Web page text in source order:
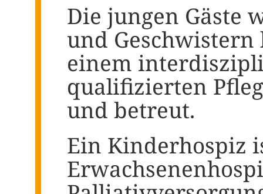
Die jungen Gäste
und
einem
qualifizierten
und betreut.
Ein Kinderhospiz